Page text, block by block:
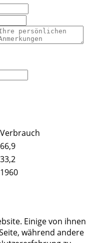
Verbrauch
66,9
33,2
1960
Einige von ihnen
während andere